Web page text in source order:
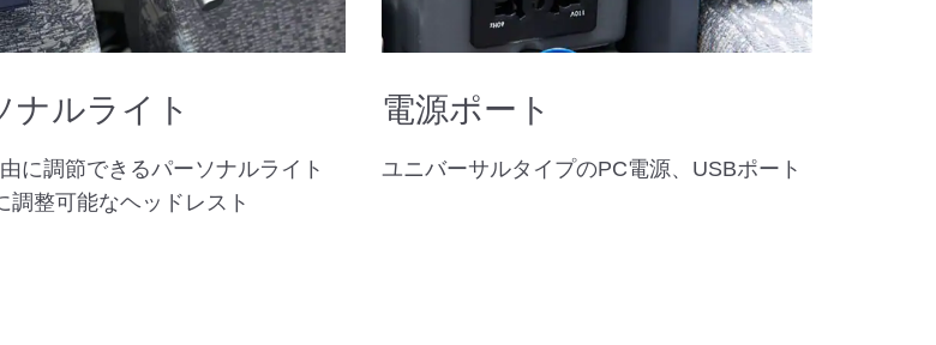
ナルライト
に調節できるパーソナルライト
調整可能なヘッドレスト
電源ポート
ユニバーサルタイプのPC電源、USBポート